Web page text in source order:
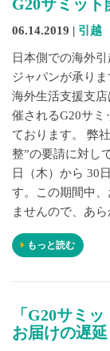
G20サミッ
06.14.2019 | 引越
日本側での海外
ジャパンが承り
海外生活支援支
催されるG20サミ
ております。 弊
整”の要請に対し
日（木）から 30
す。この期間中
ませんので、あ
もっと読む
「G20サミ
お届けの遅